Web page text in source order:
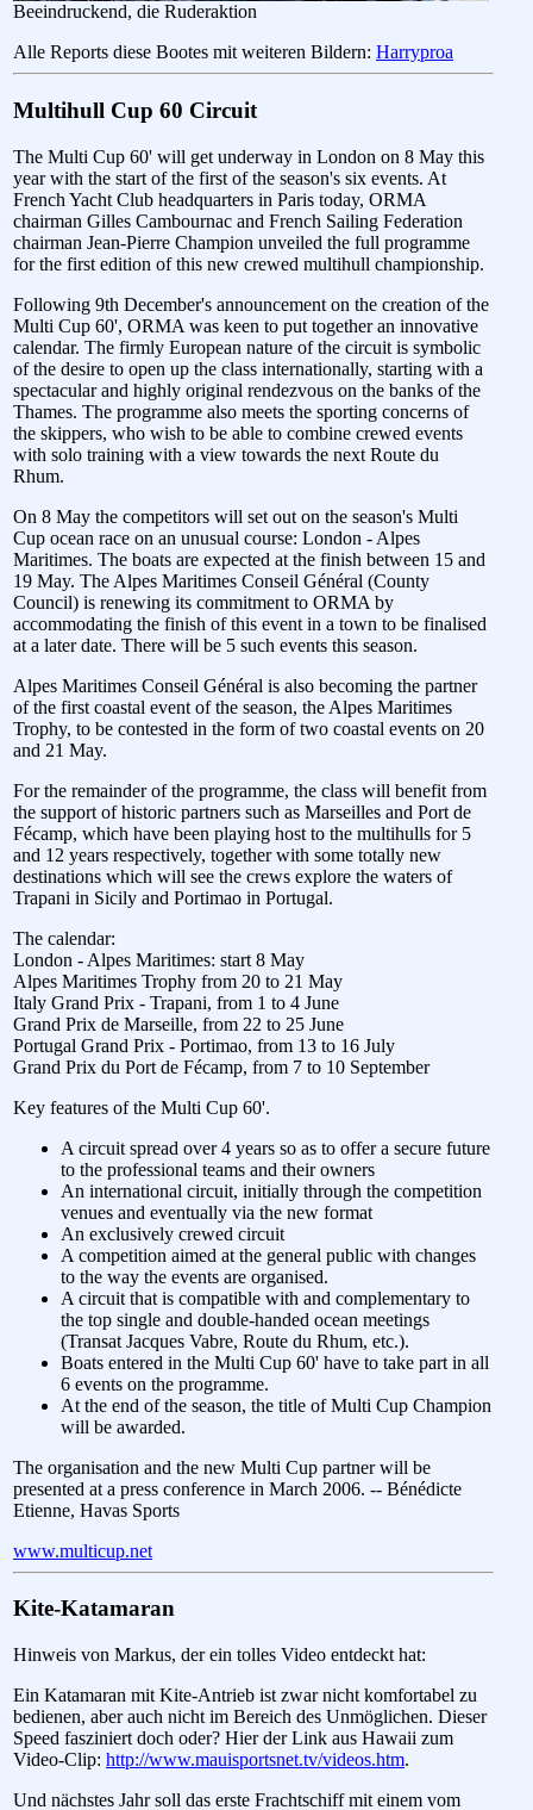
Beeindruckend, die Ruderaktion
Alle Reports diese Bootes mit weiteren Bildern: Harryproa
Multihull Cup 60 Circuit
The Multi Cup 60' will get underway in London on 8 May this
year with the start of the first of the season's six events. At
French Yacht Club headquarters in Paris today, ORMA
chairman Gilles Cambournac and French Sailing Federation
chairman Jean-Pierre Champion unveiled the full programme
for the first edition of this new crewed multihull championship.
Following 9th December's announcement on the creation of the
Multi Cup 60', ORMA was keen to put together an innovative
calendar. The firmly European nature of the circuit is symbolic
of the desire to open up the class internationally, starting with a
spectacular and highly original rendezvous on the banks of the
Thames. The programme also meets the sporting concerns of
the skippers, who wish to be able to combine crewed events
with solo training with a view towards the next Route du
Rhum.
On 8 May the competitors will set out on the season's Multi
Cup ocean race on an unusual course: London - Alpes
Maritimes. The boats are expected at the finish between 15 and
19 May. The Alpes Maritimes Conseil Général (County
Council) is renewing its commitment to ORMA by
accommodating the finish of this event in a town to be finalised
at a later date. There will be 5 such events this season.
Alpes Maritimes Conseil Général is also becoming the partner
of the first coastal event of the season, the Alpes Maritimes
Trophy, to be contested in the form of two coastal events on 20
and 21 May.
For the remainder of the programme, the class will benefit from
the support of historic partners such as Marseilles and Port de
Fécamp, which have been playing host to the multihulls for 5
and 12 years respectively, together with some totally new
destinations which will see the crews explore the waters of
Trapani in Sicily and Portimao in Portugal.
The calendar:
London - Alpes Maritimes: start 8 May
Alpes Maritimes Trophy from 20 to 21 May
Italy Grand Prix - Trapani, from 1 to 4 June
Grand Prix de Marseille, from 22 to 25 June
Portugal Grand Prix - Portimao, from 13 to 16 July
Grand Prix du Port de Fécamp, from 7 to 10 September
Key features of the Multi Cup 60'.
A circuit spread over 4 years so as to offer a secure future
to the professional teams and their owners
An international circuit, initially through the competition
venues and eventually via the new format
An exclusively crewed circuit
A competition aimed at the general public with changes
to the way the events are organised.
A circuit that is compatible with and complementary to
the top single and double-handed ocean meetings
(Transat Jacques Vabre, Route du Rhum, etc.).
Boats entered in the Multi Cup 60' have to take part in all
6 events on the programme.
At the end of the season, the title of Multi Cup Champion
will be awarded.
The organisation and the new Multi Cup partner will be
presented at a press conference in March 2006. -- Bénédicte
Etienne, Havas Sports
www.multicup.net
Kite-Katamaran
Hinweis von Markus, der ein tolles Video entdeckt hat:
Ein Katamaran mit Kite-Antrieb ist zwar nicht komfortabel zu
bedienen, aber auch nicht im Bereich des Unmöglichen. Dieser
Speed fasziniert doch oder? Hier der Link aus Hawaii zum
Video-Clip: http://www.mauisportsnet.tv/videos.htm.
Und nächstes Jahr soll das erste Frachtschiff mit einem vom